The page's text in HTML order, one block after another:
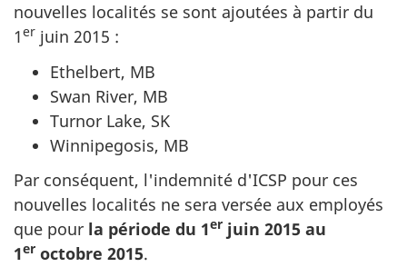
nouvelles localités se sont ajoutées à partir du
1er juin 2015 :
Ethelbert, MB
Swan River, MB
Turnor Lake, SK
Winnipegosis, MB
Par conséquent, l'indemnité d'ICSP pour ces
nouvelles localités ne sera versée aux employés
que pour la période du 1er juin 2015 au
1er octobre 2015.